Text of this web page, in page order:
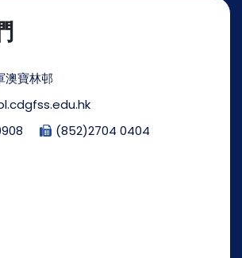
澳寶林邨
(852)2704 0404